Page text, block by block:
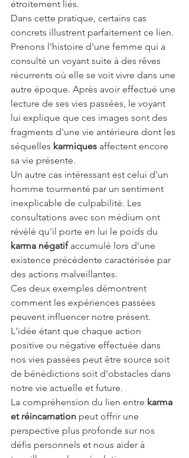
étroitement liés.
Dans cette pratique, certains cas
concrets illustrent parfaitement ce lien.
Prenons l'histoire d'une femme qui a
consulté un voyant suite à des rêves
récurrents où elle se voit vivre dans une
autre époque. Après avoir effectué une
lecture de ses vies passées, le voyant
lui explique que ces images sont des
fragments d'une vie antérieure dont les
séquelles karmiques affectent encore
sa vie présente.
Un autre cas intéressant est celui d'un
homme tourmenté par un sentiment
inexplicable de culpabilité. Les
consultations avec son médium ont
révélé qu'il porte en lui le poids du
karma négatif accumulé lors d'une
existence précédente caractérisée par
des actions malveillantes.
Ces deux exemples démontrent
comment les expériences passées
peuvent influencer notre présent.
L'idée étant que chaque action
positive ou négative effectuée dans
nos vies passées peut être source soit
de bénédictions soit d'obstacles dans
notre vie actuelle et future.
La compréhension du lien entre karma
et réincarnation peut offrir une
perspective plus profonde sur nos
défis personnels et nous aider à